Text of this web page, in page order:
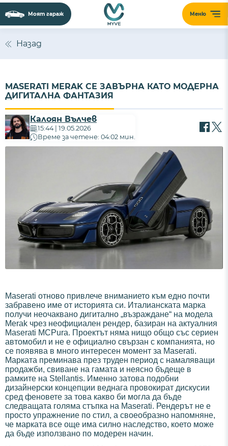
Меню
Моят гараж
Назад
MASERATI MERAK СЕ ЗАВЪРНА КАТО МОДЕРНА
ДИГИТАЛНА ФАНТАЗИЯ
Калоян Вълчев
15:44 | 19.05.2026
Време за четене: 04:02 мин.
Maserati отново привлече вниманието към едно почти
забравено име от историята си. Италианската марка
получи неочаквано дигитално „възраждане“ на модела
Merak чрез неофициален рендер, базиран на актуалния
Maserati MCPura. Проектът няма нищо общо със сериен
автомобил и не е официално свързан с компанията, но
се появява в много интересен момент за Maserati.
Марката преминава през труден период с намаляващи
продажби, свиване на гамата и неясно бъдеще в
рамките на Stellantis. Именно затова подобни
дизайнерски концепции веднага провокират дискусии
сред феновете за това какво би могла да бъде
следващата голяма стъпка на Maserati. Рендерът не е
просто упражнение по стил, а своеобразно напомняне,
че марката все още има силно наследство, което може
да бъде използвано по модерен начин.